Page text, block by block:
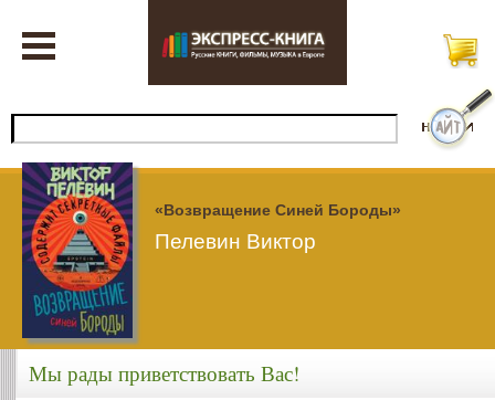
«Возвращение Синей Бороды»
Пелевин Виктор
Мы рады приветствовать Вас!